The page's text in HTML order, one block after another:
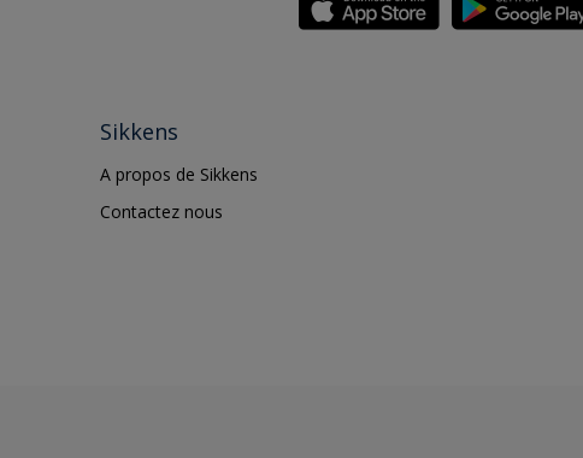
Sikkens
A propos de Sikkens
Contactez nous